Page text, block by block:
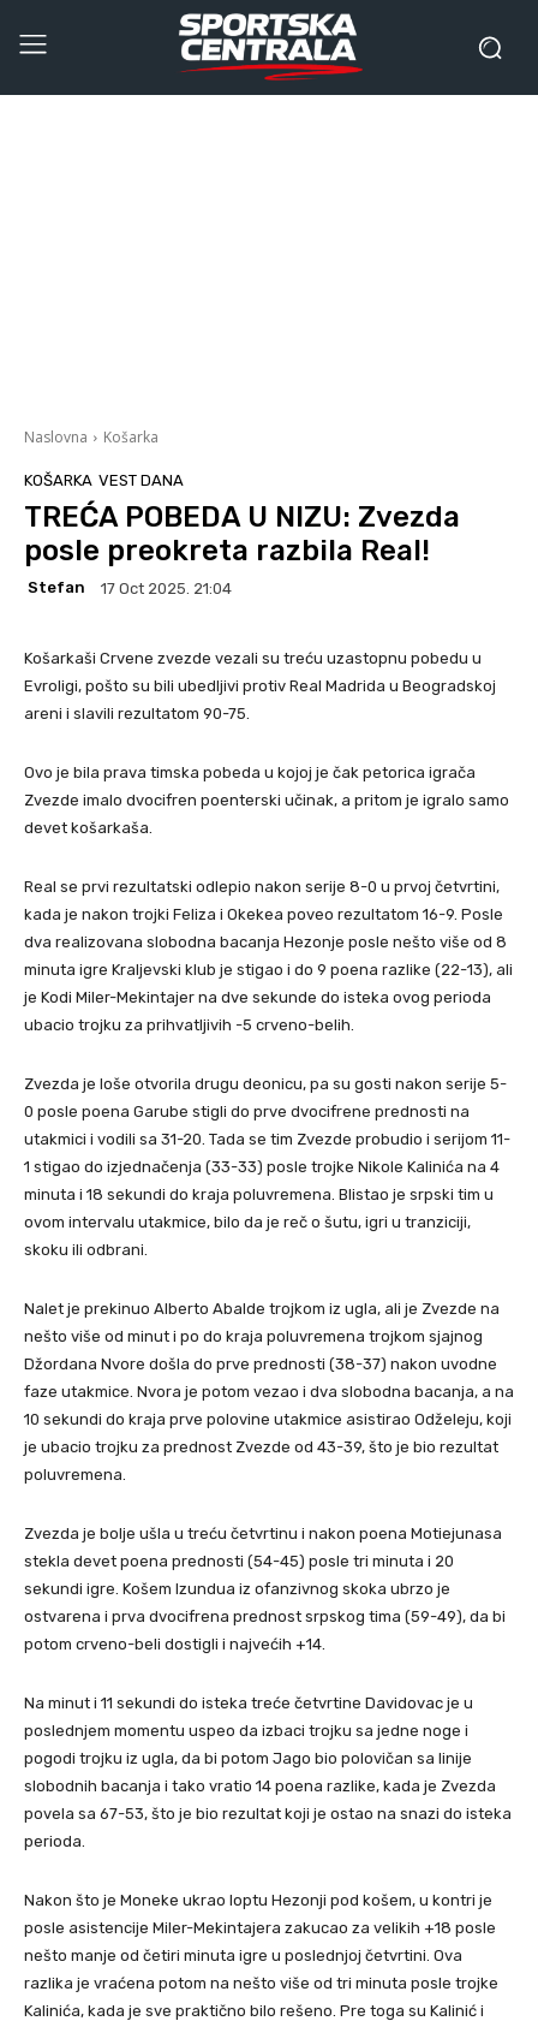
Naslovna Košarka
KOŠARKA VEST DANA
TREĆA POBEDA U NIZU: Zvezda
posle preokreta razbila Real!
Stefan 17 Oct 2025. 21:04
Košarkaši Crvene zvezde vezali su treću uzastopnu pobedu u
Evroligi, pošto su bili ubedljivi protiv Real Madrida u Beogradskoj
areni i slavili rezultatom 90-75.
Ovo je bila prava timska pobeda u kojoj je čak petorica igrača
Zvezde imalo dvocifren poenterski učinak, a pritom je igralo samo
devet košarkaša.
Real se prvi rezultatski odlepio nakon serije 8-0 u prvoj četvrtini,
kada je nakon trojki Feliza i Okekea poveo rezultatom 16-9. Posle
dva realizovana slobodna bacanja Hezonje posle nešto više od 8
minuta igre Kraljevski klub je stigao i do 9 poena razlike (22-13), ali
je Kodi Miler-Mekintajer na dve sekunde do isteka ovog perioda
ubacio trojku za prihvatljivih -5 crveno-belih.
Zvezda je loše otvorila drugu deonicu, pa su gosti nakon serije 5-
0 posle poena Garube stigli do prve dvocifrene prednosti na
utakmici i vodili sa 31-20. Tada se tim Zvezde probudio i serijom 11-
1 stigao do izjednačenja (33-33) posle trojke Nikole Kalinića na 4
minuta i 18 sekundi do kraja poluvremena. Blistao je srpski tim u
ovom intervalu utakmice, bilo da je reč o šutu, igri u tranziciji,
skoku ili odbrani.
Nalet je prekinuo Alberto Abalde trojkom iz ugla, ali je Zvezde na
nešto više od minut i po do kraja poluvremena trojkom sjajnog
Džordana Nvore došla do prve prednosti (38-37) nakon uvodne
faze utakmice. Nvora je potom vezao i dva slobodna bacanja, a na
10 sekundi do kraja prve polovine utakmice asistirao Odželeju, koji
je ubacio trojku za prednost Zvezde od 43-39, što je bio rezultat
poluvremena.
Zvezda je bolje ušla u treću četvrtinu i nakon poena Motiejunasa
stekla devet poena prednosti (54-45) posle tri minuta i 20
sekundi igre. Košem Izundua iz ofanzivnog skoka ubrzo je
ostvarena i prva dvocifrena prednost srpskog tima (59-49), da bi
potom crveno-beli dostigli i najvećih +14.
Na minut i 11 sekundi do isteka treće četvrtine Davidovac je u
poslednjem momentu uspeo da izbaci trojku sa jedne noge i
pogodi trojku iz ugla, da bi potom Jago bio polovičan sa linije
slobodnih bacanja i tako vratio 14 poena razlike, kada je Zvezda
povela sa 67-53, što je bio rezultat koji je ostao na snazi do isteka
perioda.
Nakon što je Moneke ukrao loptu Hezonji pod košem, u kontri je
posle asistencije Miler-Mekintajera zakucao za velikih +18 posle
nešto manje od četiri minuta igre u poslednjoj četvrtini. Ova
razlika je vraćena potom na nešto više od tri minuta posle trojke
Kalinića, kada je sve praktično bilo rešeno. Pre toga su Kalinić i